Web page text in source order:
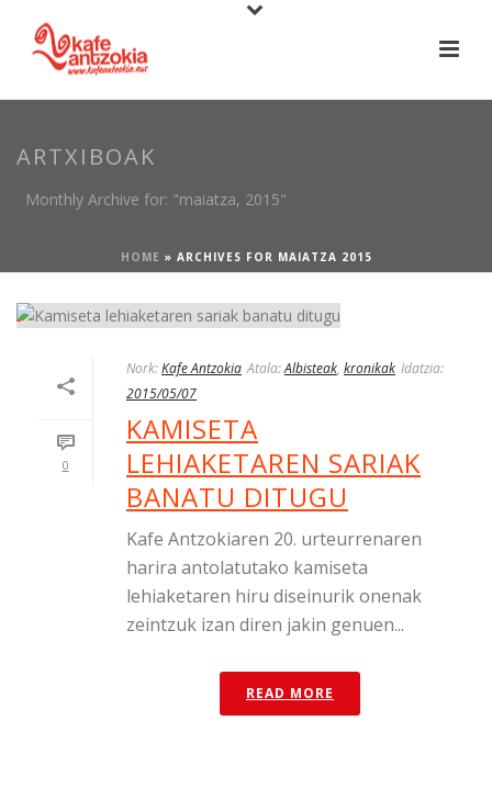
ARTXIBOAK
Monthly Archive for: "maiatza, 2015"
HOME » ARCHIVES FOR MAIATZA 2015
0
Nork:Kafe Antzokia Atala:Albisteak, kronikak Idatzia:
2015/05/07
KAMISETA
LEHIAKETAREN SARIAK
BANATU DITUGU
Kafe Antzokiaren 20. urteurrenaren
harira antolatutako kamiseta
lehiaketaren hiru diseinurik onenak
zeintzuk izan diren jakin genuen...
READ MORE